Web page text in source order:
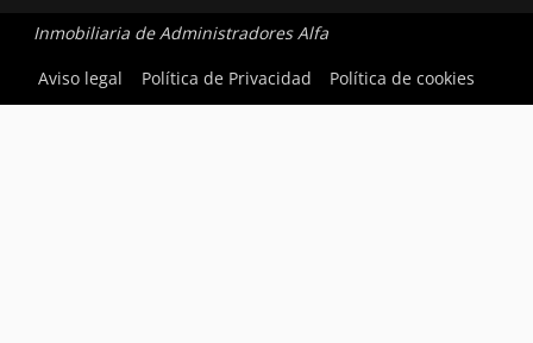
Inmobiliaria de Administradores Alfa
Aviso legal
Política de Privacidad Política de cookies